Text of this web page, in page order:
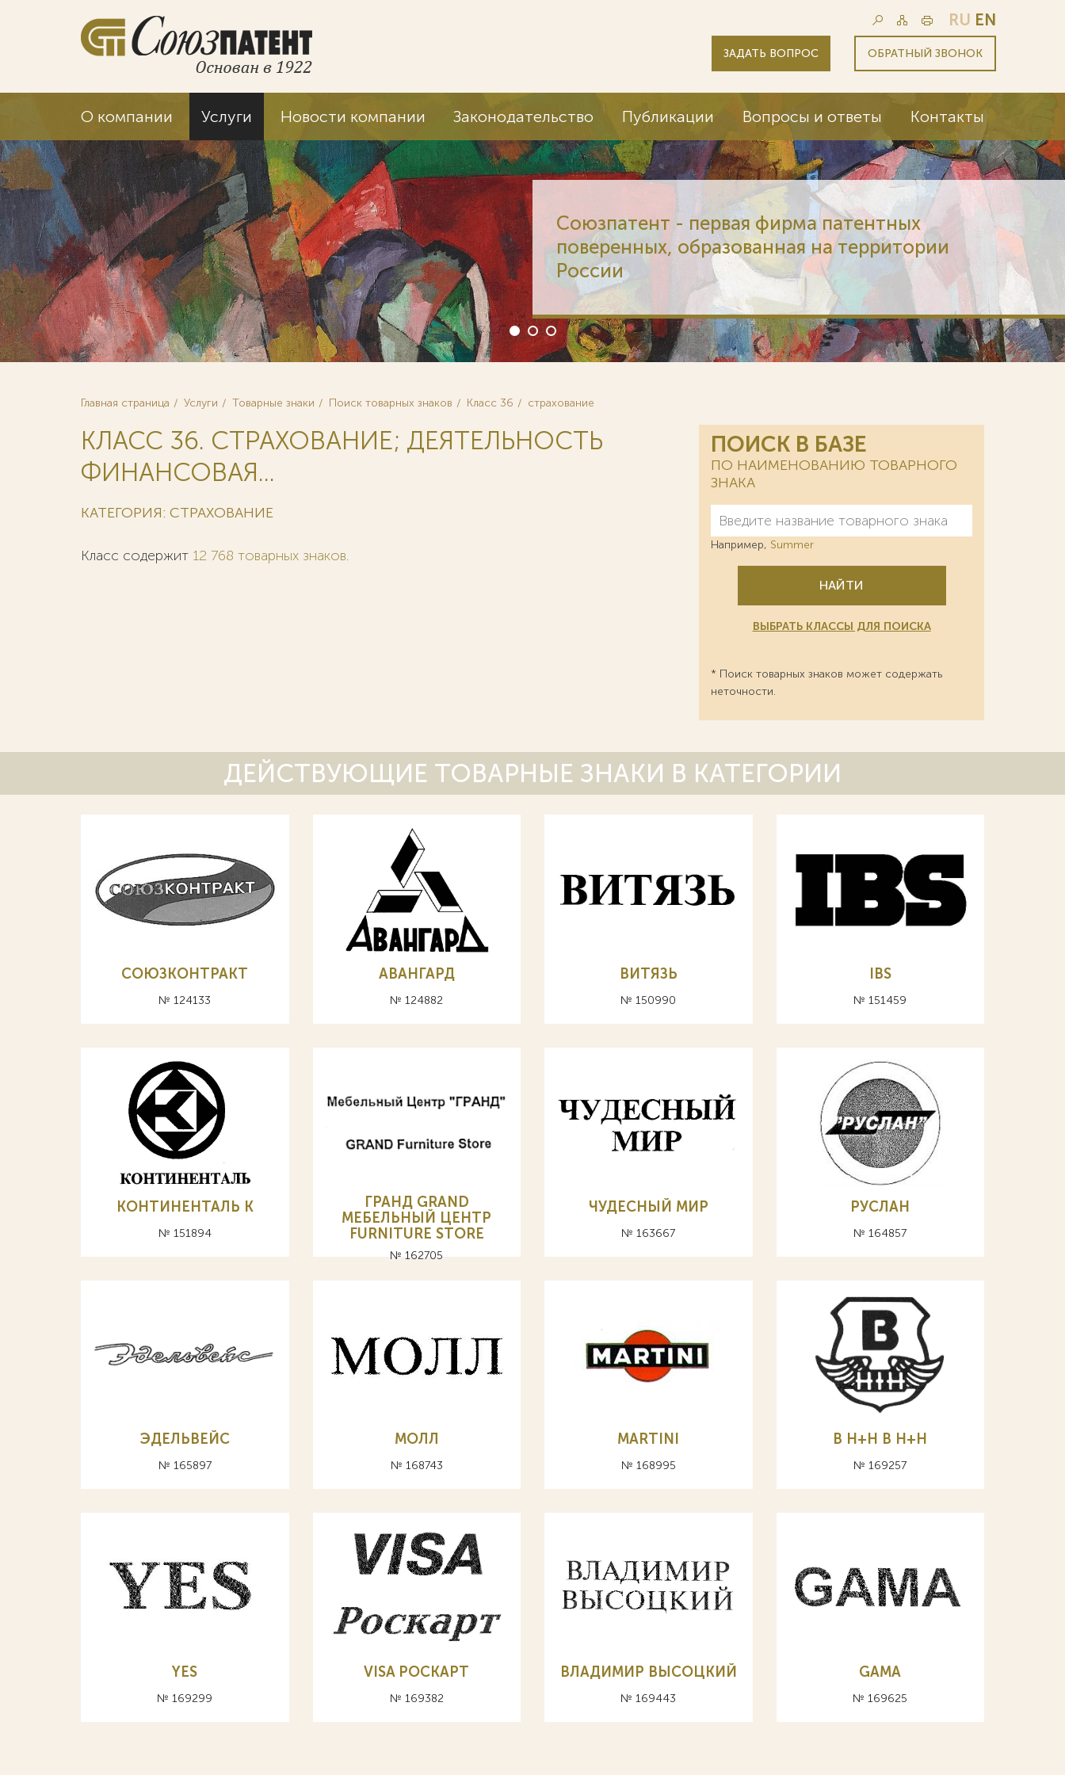
RU EN
ЗАДАТЬ ВОПРОС ОБРАТНЫЙ ЗВОНОК
О компании Услуги Новости компании Законодательство Публикации Вопросы и ответы Контакты
Союзпатент - первая фирма патентных
поверенных, образованная на территории
России
Главная страница Услуги Товарные знаки Поиск товарных знаков Класс 36 страхование
КЛАСС 36. СТРАХОВАНИЕ; ДЕЯТЕЛЬНОСТЬ
ФИНАНСОВАЯ...
КАТЕГОРИЯ: СТРАХОВАНИЕ
Класс содержит 12 768 товарных знаков.
ПОИСК В БАЗЕ
ПО НАИМЕНОВАНИЮ ТОВАРНОГО
ЗНАКА
Например, Summer
НАЙТИ
ВЫБРАТЬ КЛАССЫ ДЛЯ ПОИСКА
* Поиск товарных знаков может содержать
неточности.
ДЕЙСТВУЮЩИЕ ТОВАРНЫЕ ЗНАКИ В КАТЕГОРИИ
СОЮЗКОНТРАКТ
№ 124133
АВАНГАРД
№ 124882
ВИТЯЗЬ
№ 150990
IBS
№ 151459
КОНТИНЕНТАЛЬ К
№ 151894
ГРАНД GRAND
МЕБЕЛЬНЫЙ ЦЕНТР
FURNITURE STORE
№ 162705
ЧУДЕСНЫЙ МИР
№ 163667
РУСЛАН
№ 164857
ЭДЕЛЬВЕЙС
№ 165897
МОЛЛ
№ 168743
MARTINI
№ 168995
В Н+Н B H+H
№ 169257
YES
№ 169299
VISA РОСКАРТ
№ 169382
ВЛАДИМИР ВЫСОЦКИЙ
№ 169443
GAMA
№ 169625